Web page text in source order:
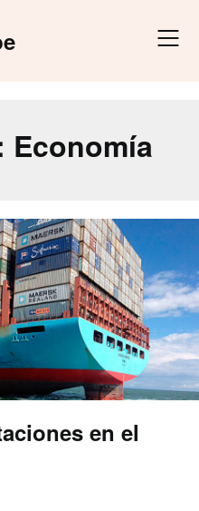
Economía
en el